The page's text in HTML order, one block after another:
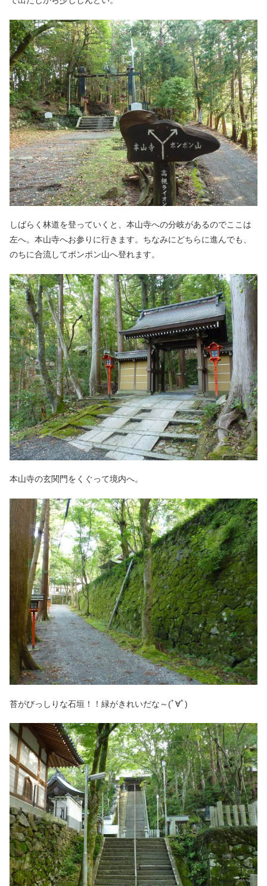
しばらく林道を登っていくと、本山寺への分岐があるのでここは
左へ。本山寺へお参りに行きます。ちなみにどちらに進んでも、
のちに合流してポンポン山へ登れます。
本山寺の玄関門をくぐって境内へ。
苔がびっしりな石垣！！緑がきれいだな～(ﾟ∀ﾟ)